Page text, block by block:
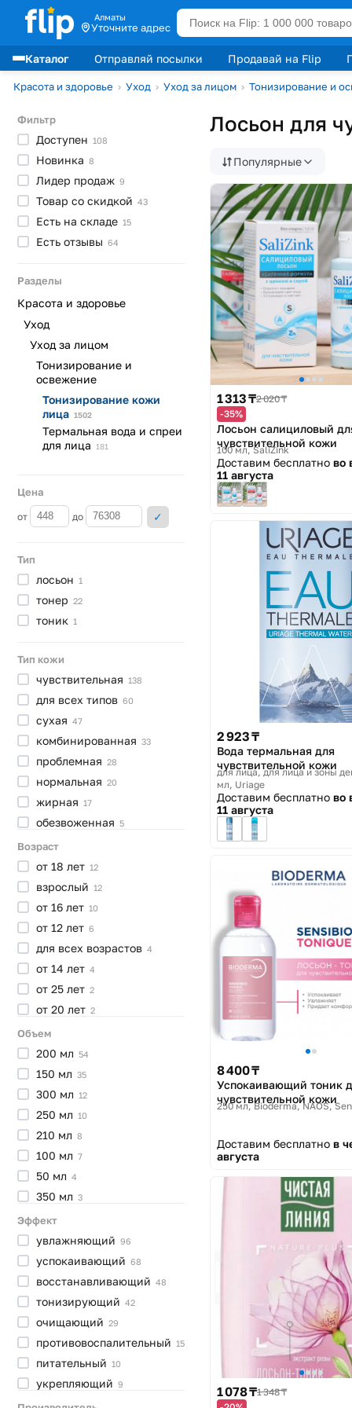
Алматы
Уточните адрес
Каталог Отправляй посылки Продавай на Flip
Лидеры продаж
Красота и здоровье › Уход › Уход за лицом › Тонизирование и
Фильтр
Доступен 108
Новинка 8
Лидер продаж 9
Товар со скидкой 43
Есть на складе 15
Есть отзывы 64
Разделы
Красота и здоровье
Уход
Уход за лицом
Тонизирование и
освежение
Тонизирование кожи
лица 1502
Термальная вода и спреи
для лица 181
Цена
от до
Тип
лосьон 1
тонер 22
тоник 1
Тип кожи
чувствительная 138
для всех типов 60
сухая 47
комбинированная 33
проблемная 28
нормальная 20
жирная 17
обезвоженная 5
возрастная
атопичная
детская 1
для кожишеи
Возраст
от 18 лет 12
взрослый 12
от 16 лет 10
от 12 лет 6
для всех возрастов 4
от 14 лет 4
от 25 лет 2
от 20 лет 2
от 15
Объем
200 мл 54
150 мл 35
300 мл 12
250 мл 10
210 мл 8
100 мл 7
50 мл 4
350 мл 3
400
120мл3
160мл3
180мл 2
130мл 2
500мл1
220мл1
75мл1
15мл1
Эффект
увлажняющий 96
успокаивающий 68
восстанавливающий 48
тонизирующий 42
очищающий 29
противовоспалительный 15
питательный 10
укрепляющий 9
отшелушивающий
Лосьон для
Популярные
1 313 ₸2 020 ₸
-35%
Лосьон салициловый
чувствительной кожи
100 мл SaliZink
Доставим бесплатно во
11 августа
2 923 ₸
Вода термальная для
чувствительной кожи
для лица, для лица и зоны
мл Uriage
Доставим бесплатно во
11 августа
8 400 ₸
Успокаивающий тоник
чувствительной кожи
250 мл Bioderma, NAOS,
Доставим бесплатно в
августа
1 078 ₸1 348 ₸